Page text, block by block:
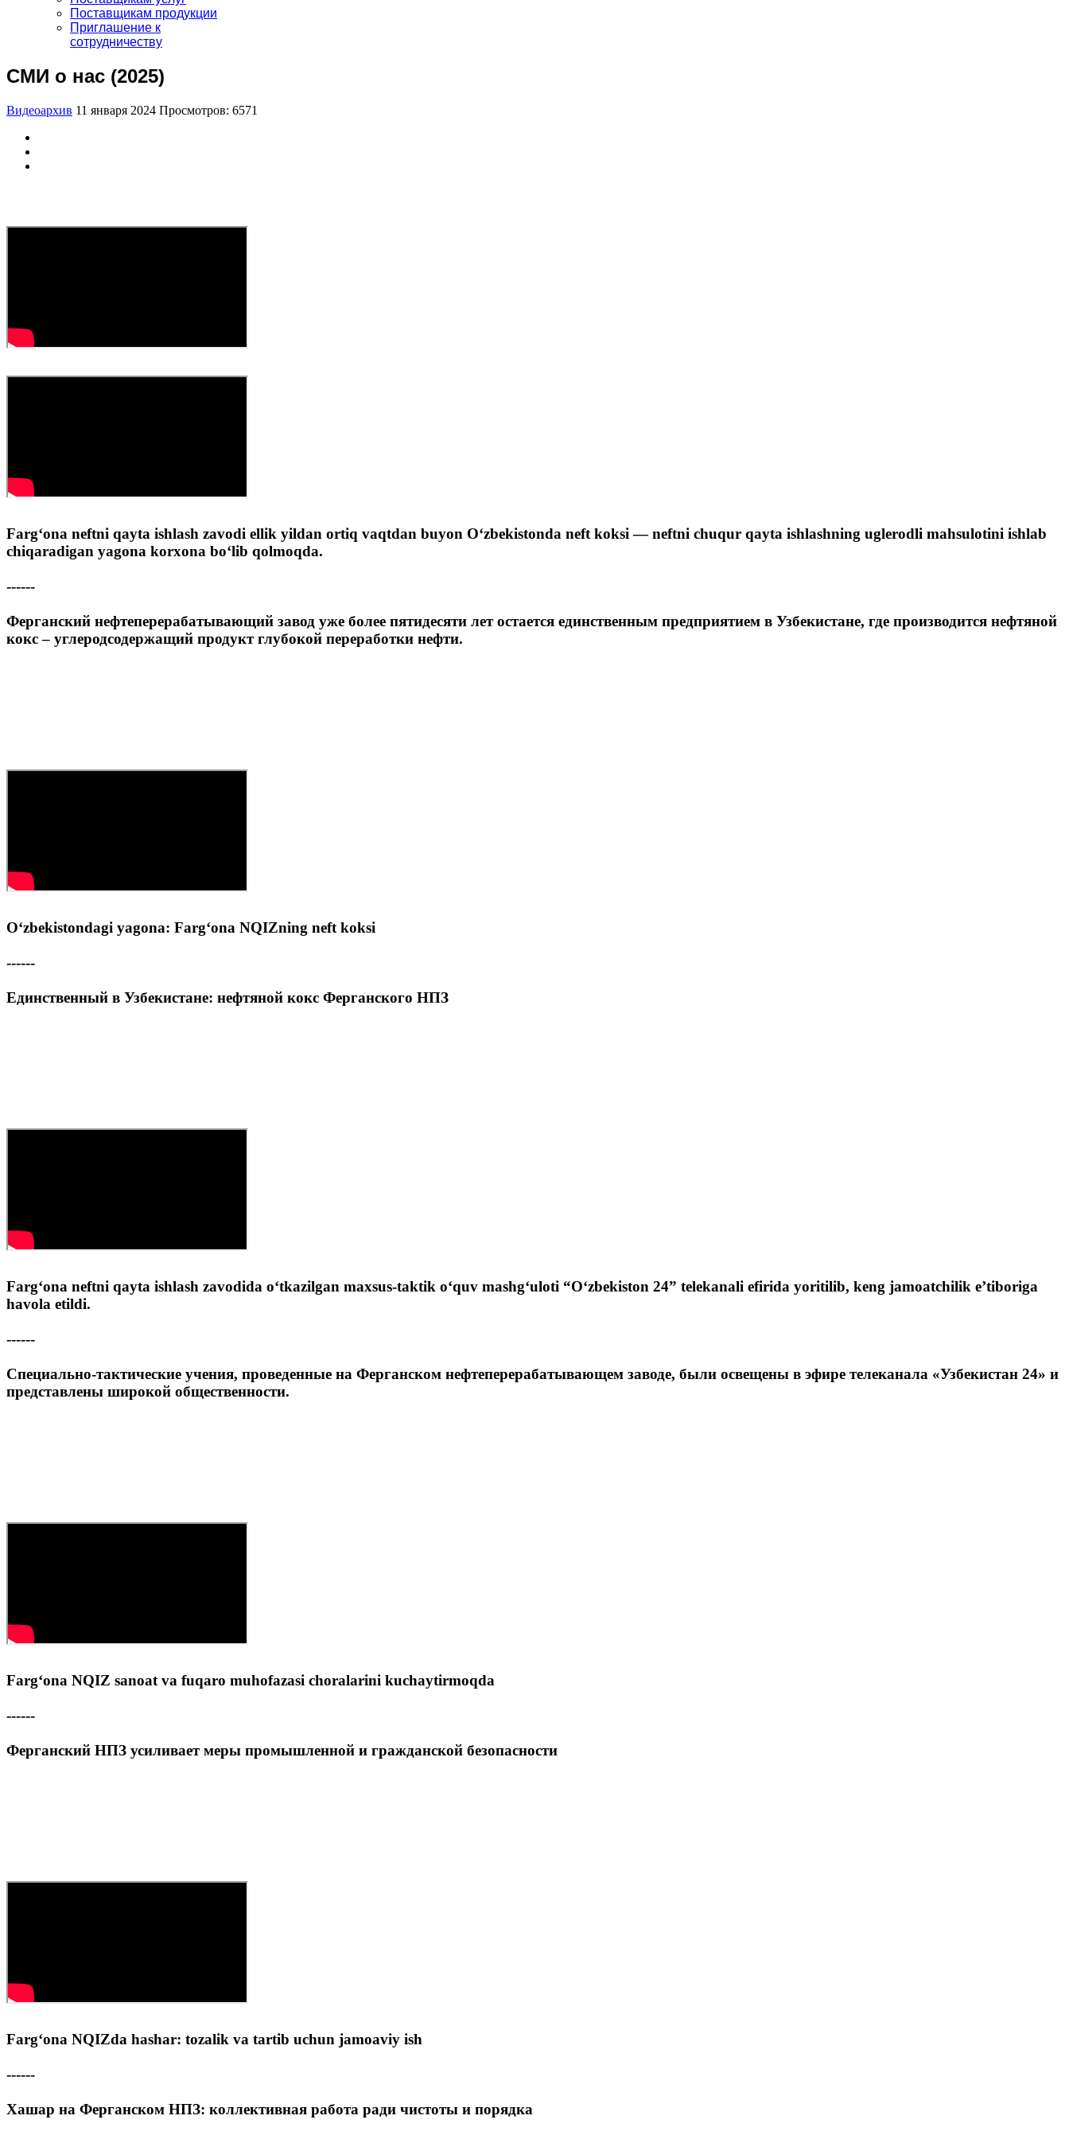
Поставщикам продукции
Приглашение к
сотрудничеству
СМИ о нас (2025)
Видеоархив 11 января 2024 Просмотров: 6571
Farg‘ona neftni qayta ishlash zavodi ellik yildan ortiq vaqtdan buyon O‘zbekistonda neft koksi — neftni chuqur qayta ishlashning uglerodli mahsulotini ishlab
chiqaradigan yagona korxona bo‘lib qolmoqda.
------
Ферганский нефтеперерабатывающий завод уже более пятидесяти лет остается единственным предприятием в Узбекистане, где производится нефтяной
кокс – углеродсодержащий продукт глубокой переработки нефти.
O‘zbekistondagi yagona: Farg‘ona NQIZning neft koksi
------
Единственный в Узбекистане: нефтяной кокс Ферганского НПЗ
Farg‘ona neftni qayta ishlash zavodida o‘tkazilgan maxsus-taktik o‘quv mashg‘uloti “O‘zbekiston 24” telekanali efirida yoritilib, keng jamoatchilik e’tiboriga
havola etildi.
------
Специально-тактические учения, проведенные на Ферганском нефтеперерабатывающем заводе, были освещены в эфире телеканала «Узбекистан 24» и
представлены широкой общественности.
Farg‘ona NQIZ sanoat va fuqaro muhofazasi choralarini kuchaytirmoqda
------
Ферганский НПЗ усиливает меры промышленной и гражданской безопасности
Farg‘ona NQIZda hashar: tozalik va tartib uchun jamoaviy ish
------
Хашар на Ферганском НПЗ: коллективная работа ради чистоты и порядка